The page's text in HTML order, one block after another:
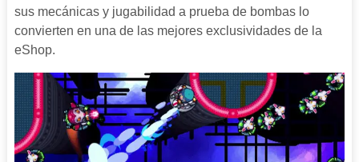
sus mecánicas y jugabilidad a prueba de bombas lo
convierten en una de las mejores exclusividades de la
eShop.